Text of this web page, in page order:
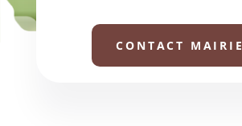
CONTACT MAIRIE